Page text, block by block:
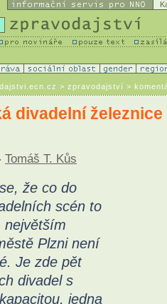
> zpravodajství >
divadelní
Tomáš T. Kůs
že co do
scén to
největším
Plzni není
Je zde pět
divadel s
jedna